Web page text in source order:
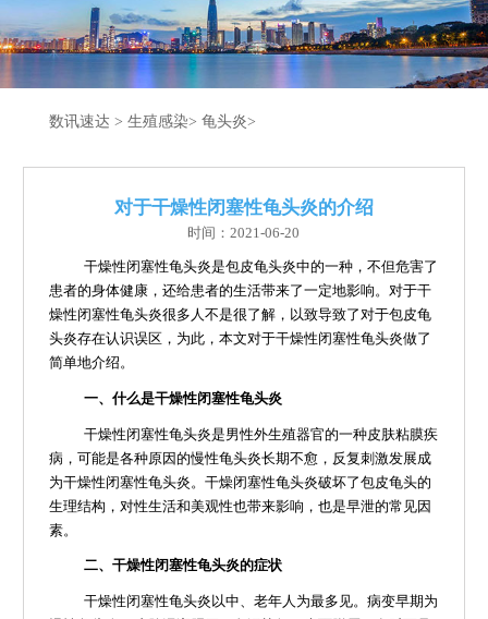
数讯速达 > 生殖感染> 龟头炎>
对于干燥性闭塞性龟头炎的介绍
时间：2021-06-20
干燥性闭塞性龟头炎是包皮龟头炎中的一种，不但危害了
患者的身体健康，还给患者的生活带来了一定地影响。对于干
燥性闭塞性龟头炎很多人不是很了解，以致导致了对于包皮龟
头炎存在认识误区，为此，本文对于干燥性闭塞性龟头炎做了
简单地介绍。
一、什么是干燥性闭塞性龟头炎
干燥性闭塞性龟头炎是男性外生殖器官的一种皮肤粘膜疾
病，可能是各种原因的慢性龟头炎长期不愈，反复刺激发展成
为干燥性闭塞性龟头炎。干燥闭塞性龟头炎破坏了包皮龟头的
生理结构，对性生活和美观性也带来影响，也是早泄的常见因
素。
二、干燥性闭塞性龟头炎的症状
干燥性闭塞性龟头炎以中、老年人为最多见。病变早期为